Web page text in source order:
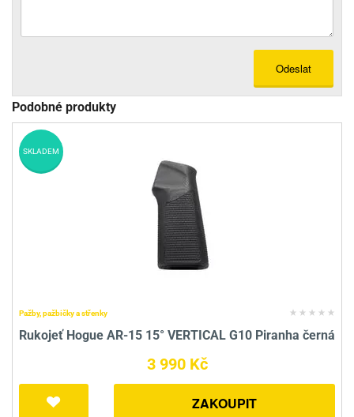
Odeslat
Podobné produkty
Pažby, pažbičky a střenky
Rukojeť Hogue AR-15 15° VERTICAL G10 Piranha černá
3 990 Kč
ZAKOUPIT
SKLADEM